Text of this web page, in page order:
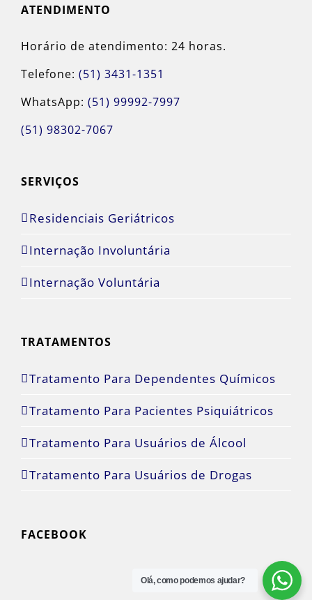
ATENDIMENTO
Horário de atendimento: 24 horas.
Telefone: (51) 3431-1351
WhatsApp: (51) 99992-7997
(51) 98302-7067
SERVIÇOS
Residenciais Geriátricos
Internação Involuntária
Internação Voluntária
TRATAMENTOS
Tratamento Para Dependentes Químicos
Tratamento Para Pacientes Psiquiátricos
Tratamento Para Usuários de Álcool
Tratamento Para Usuários de Drogas
FACEBOOK
Olá, como podemos ajudar?